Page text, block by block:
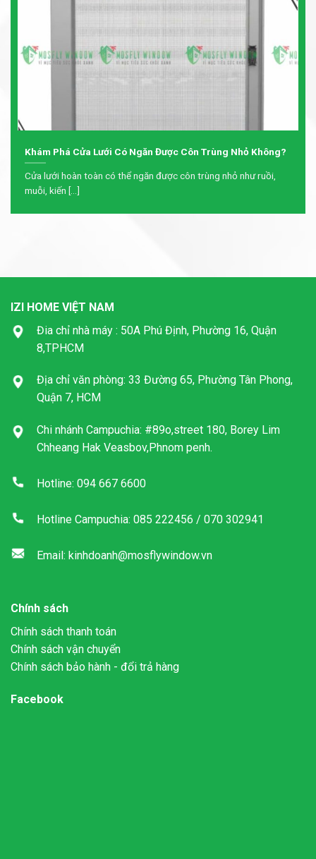
Khám Phá Cửa Lưới Có Ngăn Được Côn Trùng Nhỏ Không?
Cửa lưới hoàn toàn có thể ngăn được côn trùng nhỏ như ruồi,
muỗi, kiến [...]
IZI HOME VIỆT NAM
Đia chỉ nhà máy : 50A Phú Định, Phường 16, Quận
8,TPHCM
Địa chỉ văn phòng: 33 Đường 65, Phường Tân Phong,
Quận 7, HCM
Chi nhánh Campuchia: #89o,street 180, Borey Lim
Chheang Hak Veasbov,Phnom penh.
Hotline: 094 667 6600
Hotline Campuchia: 085 222456 / 070 302941
Email: kinhdoanh@mosflywindow.vn
Chính sách
Chính sách thanh toán
Chính sách vận chuyển
Chính sách bảo hành - đổi trả hàng
Facebook